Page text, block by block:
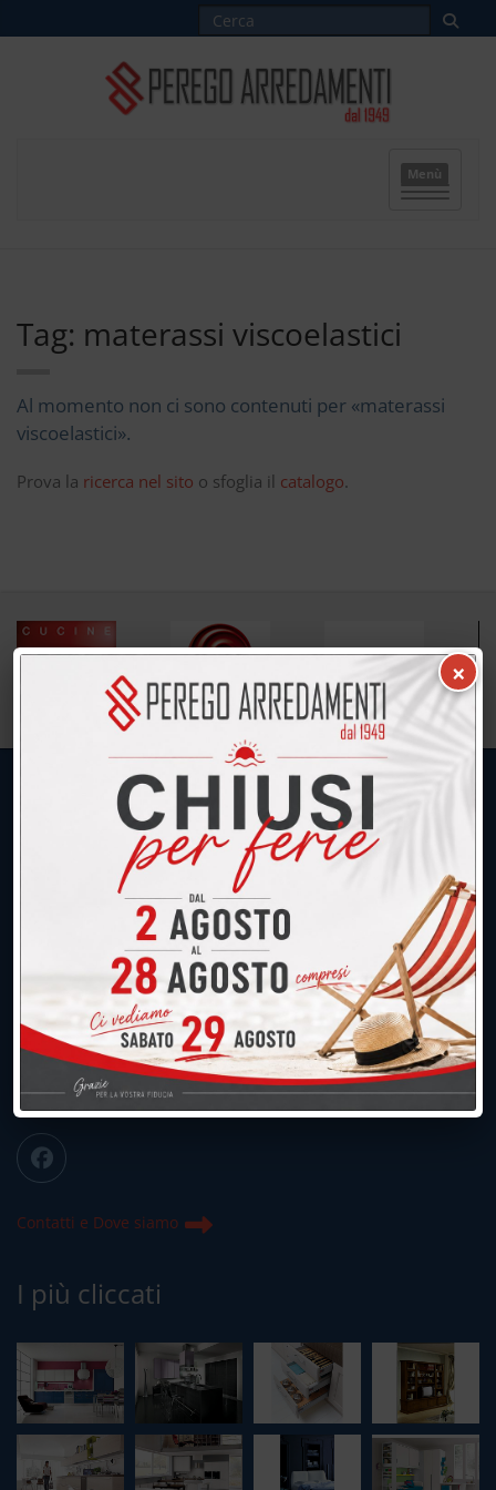
Menù
Tag: materassi viscoelastici
Al momento non ci sono contenuti per «materassi
viscoelastici».
Prova la ricerca nel sito o sfoglia il catalogo.
UNICA SEDE: CALCO (Lecco)
039.677.2778
039.677.2778
info@peregoarredamenti.it
ORARI: 09.00/12.00 - 15.00/19.15
Chiuso domenica e lunedì mattina
Contatti e Dove siamo
I più cliccati
×